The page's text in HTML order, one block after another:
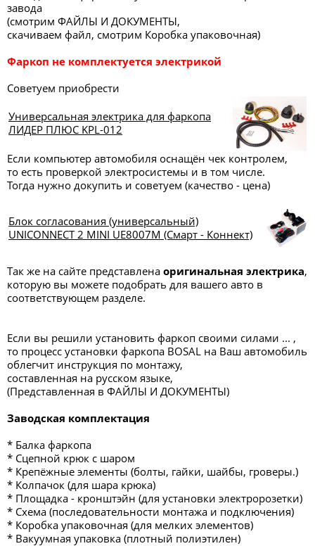
завода
(смотрим ФАЙЛЫ И ДОКУМЕНТЫ,
скачиваем файл, смотрим Коробка упаковочная)
Фаркоп не комплектуется электрикой
Советуем приобрести
Универсальная электрика для фаркопа
ЛИДЕР ПЛЮС KPL-012
Если компьютер автомобиля оснащён чек контролем,
то есть проверкой электросистемы и в том числе.
Тогда нужно докупить и советуем (качество - цена)
Блок согласования (универсальный)
UNICONNECT 2 MINI UE8007M (Смарт - Коннект)
Так же на сайте представлена оригинальная электрика,
которую вы можете подобрать для вашего авто в
соответствующем разделе.
Если вы решили установить фаркоп своими силами ... ,
то процесс установки фаркопа BOSAL на Ваш автомобиль
облегчит инструкция по монтажу,
составленная на русском языке,
(Представленная в ФАЙЛЫ И ДОКУМЕНТЫ)
Заводская комплектация
* Балка фаркопа
* Сцепной крюк с шаром
* Крепёжные элементы (болты, гайки, шайбы, гроверы.)
* Колпачок (для шара крюка)
* Площадка - кронштэйн (для установки электророзетки)
* Схема (последовательности монтажа и подключения)
* Коробка упаковочная (для мелких элементов)
* Вакуумная упаковка (плотный полиэтилен)